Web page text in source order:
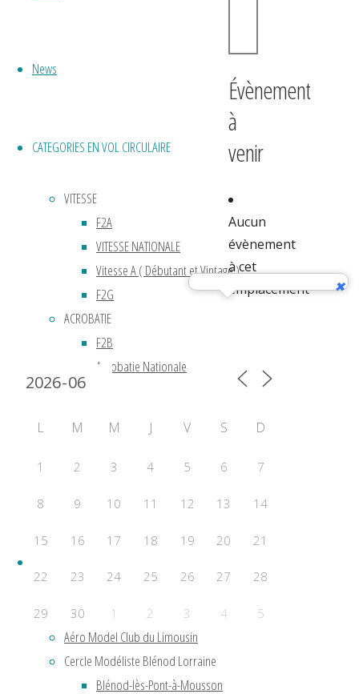
News
CATEGORIES EN VOL CIRCULAIRE
VITESSE
F2A
VITESSE NATIONALE
Vitesse A ( Débutant et Vintage )
F2G
ACROBATIE
F2B
Acrobatie Nationale
COURSE
F2F – Good Year
COMBAT
F2E
Aero Club de Saint-Étienne
Aéro Model Club du Limousin
Cercle Modéliste Blénod Lorraine
Blénod-lès-Pont-à-Mousson
Évènement
à
venir
Aucun
évènement
à cet
emplacement
Calendrier 2024
L M M J V S D
1 2 3 4 5 6 7
8 9 10 11 12 13 14
15 16 17 18 19 20 21
22 23 24 25 26 27 28
29 30 1 2 3 4 5
Évènements a venir
Aucun évènement